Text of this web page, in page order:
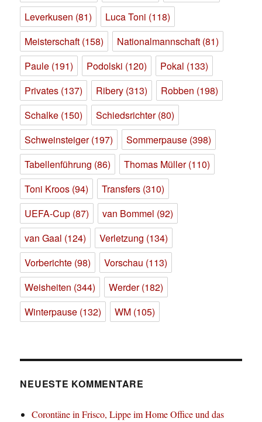
Leverkusen (81) Luca Toni (118)
Meisterschaft (158) Nationalmannschaft (81)
Paule (191) Podolski (120) Pokal (133)
Privates (137) Ribery (313) Robben (198)
Schalke (150) Schiedsrichter(80)
Schweinsteiger(197) Sommerpause (398)
Tabellenführung (86) Thomas Müller(110)
Toni Kroos (94) Transfers (310)
UEFA-Cup (87) van Bommel (92)
van Gaal (124) Verletzung (134)
Vorberichte (98) Vorschau (113)
Weisheiten (344) Werder(182)
Winterpause (132) WM (105)
NEUESTE KOMMENTARE
Corontäne in Frisco, Lippe im Home Office und das